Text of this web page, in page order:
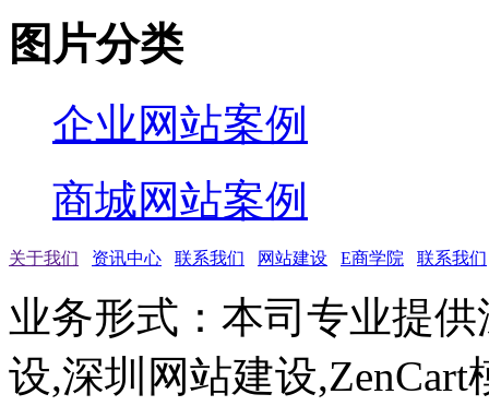
图片分类
企业网站案例
商城网站案例
关于我们 资讯中心 联系我们 网站建设 E商学院 联系我们
业务形式：本司专业提
设,深圳网站建设,ZenCart